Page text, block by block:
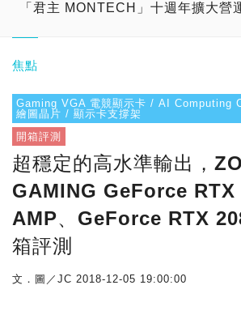
「君主 MONTECH」十週年擴大營
焦點
Gaming VGA 電競顯示卡 / AI Computing
繪圖晶片 / 顯示卡支撐架
開箱評測
超穩定的高水準輸出，
GAMING GeForce RTX
AMP、GeForce RTX
箱評測
文．圖／JC 2018-12-05 19:00:00